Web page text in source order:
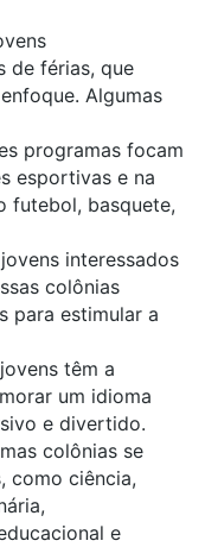
de férias, que
Algumas
programas focam
esportivas e na
futebol, basquete,
interessados
colônias
para estimular a
têm a
um idioma
e divertido.
colônias se
como ciência,
e